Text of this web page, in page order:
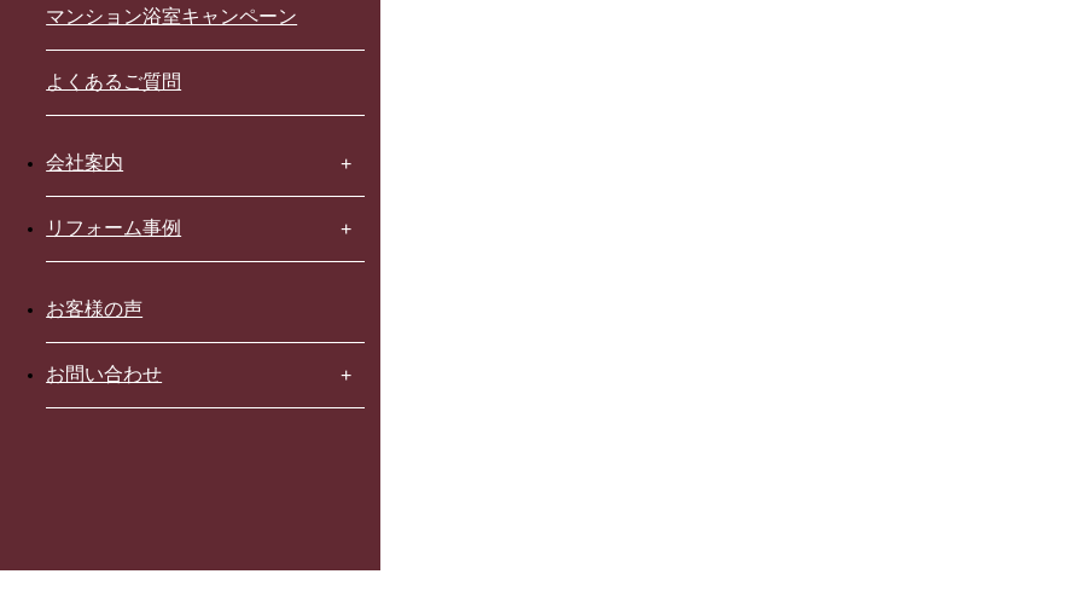
マンション浴室キャンペーン
よくあるご質問
会社案内
リフォーム事例
お客様の声
お問い合わせ